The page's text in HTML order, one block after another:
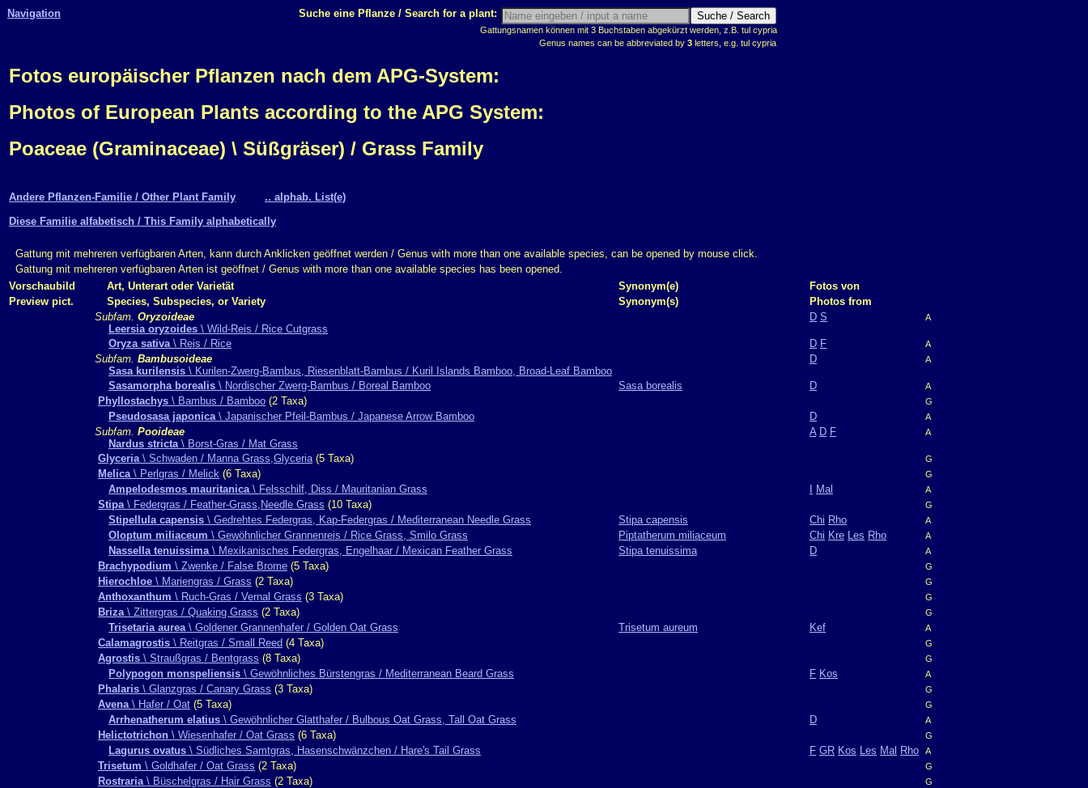
Navigation Suche eine Pflanze / Search for a plant:
Gattungsnamen können mit 3 Buchstaben abgekürzt werden, z.B. tul cypria
Genus names can be abbreviated by 3 letters, e.g. tul cypria
Fotos europäischer Pflanzen nach dem APG-System:
Photos of European Plants according to the APG System:
Poaceae (Graminaceae) \ Süßgräser) / Grass Family
Andere Pflanzen-Familie / Other Plant Family
.. alphab. List(e)
Diese Familie alfabetisch / This Family alphabetically
Gattung mit mehreren verfügbaren Arten, kann durch Anklicken geöffnet werden / Genus with more than one available species, can be opened by mouse click.
Gattung mit mehreren verfügbaren Arten ist geöffnet / Genus with more than one available species has been opened.
Vorschaubild
Art, Unterart oder Varietät Synonym(e)
Fotos von
Preview pict.
Species, Subspecies, or Variety Synonym(s)
Photos from
Subfam. Oryzoideae
Leersia oryzoides \ Wild-Reis / Rice Cutgrass
D S A
Oryza sativa\ Reis / Rice D F A
Subfam. Bambusoideae
Sasa kurilensis \ Kurilen-Zwerg-Bambus, Riesenblatt-Bambus / Kuril Islands Bamboo, Broad-Leaf Bamboo
D A
Sasamorpha borealis \ Nordischer Zwerg-Bambus / Boreal Bamboo Sasa borealis D A
Phyllostachys \ Bambus / Bamboo (2 Taxa) G
Pseudosasa japonica\ Japanischer Pfeil-Bambus / Japanese Arrow Bamboo D A
Subfam. Pooideae
Nardus stricta\ Borst-Gras / Mat Grass
A D F A
Glyceria\ Schwaden / Manna Grass,Glyceria(5 Taxa) G
Melica\ Perlgras / Melick (6 Taxa) G
Ampelodesmos mauritanica\ Felsschilf, Diss / Mauritanian Grass Mal A
Stipa\ Federgras / Feather-Grass,Needle Grass (10 Taxa) G
Stipellula capensis \ Gedrehtes Federgras, Kap-Federgras / Mediterranean Needle Grass Stipa capensis Chi Rho A
Oloptum miliaceum \ Gewöhnlicher Grannenreis / Rice Grass, Smilo Grass Piptatherum miliaceum Chi Kre Les Rho A
Nassella tenuissima\ Mexikanisches Federgras, Engelhaar / Mexican Feather Grass Stipa tenuissima D A
Brachypodium \ Zwenke / False Brome (5 Taxa) G
Hierochloe \ Mariengras / Grass (2 Taxa) G
Anthoxanthum \ Ruch-Gras / Vernal Grass (3 Taxa) G
Briza\ Zittergras / Quaking Grass (2 Taxa) G
Trisetaria aurea\ Goldener Grannenhafer / Golden Oat Grass Trisetum aureum Kef A
Calamagrostis \ Reitgras / Small Reed (4 Taxa) G
Agrostis \ Straußgras / Bentgrass (8 Taxa) G
Polypogon monspeliensis \ Gewöhnliches Bürstengras / Mediterranean Beard Grass F Kos A
Phalaris \ Glanzgras / Canary Grass (3 Taxa) G
Avena\ Hafer / Oat (5 Taxa) G
Arrhenatherum elatius \ Gewöhnlicher Glatthafer / Bulbous Oat Grass, Tall Oat Grass D A
Helictotrichon \ Wiesenhafer / Oat Grass (6 Taxa) G
Lagurus ovatus \ Südliches Samtgras, Hasenschwänzchen / Hare's Tail Grass F GR Kos Les Mal Rho A
Trisetum \ Goldhafer / Oat Grass (2 Taxa) G
Rostraria\ Büschelgras / Hair Grass (2 Taxa) G